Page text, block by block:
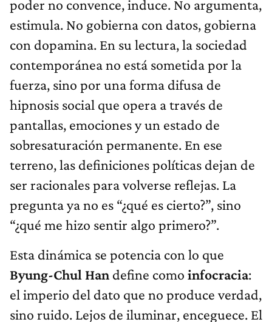
poder no convence, induce. No argumenta,
estimula. No gobierna con datos, gobierna
con dopamina. En su lectura, la sociedad
contemporánea no está sometida por la
fuerza, sino por una forma difusa de
hipnosis social que opera a través de
pantallas, emociones y un estado de
sobresaturación permanente. En ese
terreno, las definiciones políticas dejan de
ser racionales para volverse reflejas. La
pregunta ya no es “¿qué es cierto?”, sino
“¿qué me hizo sentir algo primero?”.
Esta dinámica se potencia con lo que
Byung-Chul Han define como infocracia:
el imperio del dato que no produce verdad,
sino ruido. Lejos de iluminar, enceguece. El